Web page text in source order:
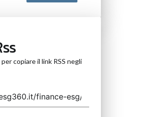
copiare il link RSS negli